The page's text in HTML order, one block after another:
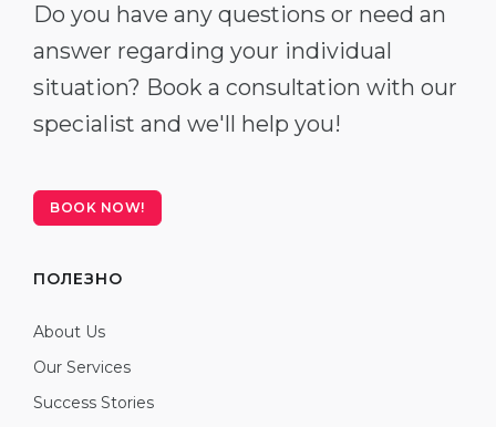
Do you have any questions or need an
answer regarding your individual
situation? Book a consultation with our
specialist and we'll help you!
BOOK NOW!
ПОЛЕЗНО
About Us
Our Services
Success Stories